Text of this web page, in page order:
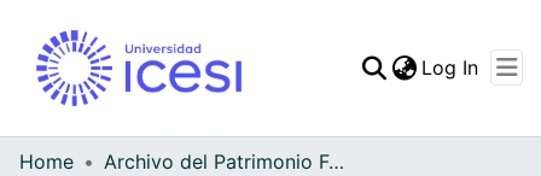
Log In
Home
Archivo del Patrimonio Fotográfico y Fílmico del Valle del Cauca